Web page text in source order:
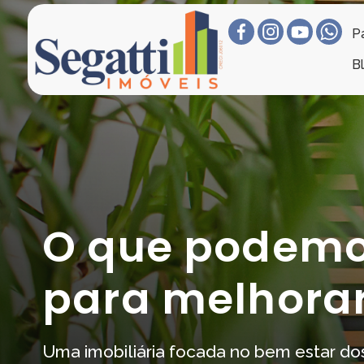
O que
para
Uma imobiliária focada no bem estar